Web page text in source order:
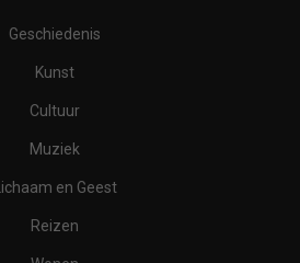
Geschiedenis
Kunst
Cultuur
Muziek
Lichaam en Geest
Reizen